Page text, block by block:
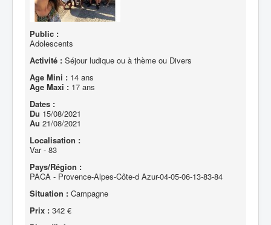
Public :
Adolescents
Activité : Séjour ludique ou à thème ou Divers
Age Mini : 14 ans
Age Maxi : 17 ans
Dates :
Du 15/08/2021
Au 21/08/2021
Localisation :
Var - 83
Pays/Région :
PACA - Provence-Alpes-Côte-d Azur-04-05-06-13-83-84
Situation : Campagne
Prix : 342 €